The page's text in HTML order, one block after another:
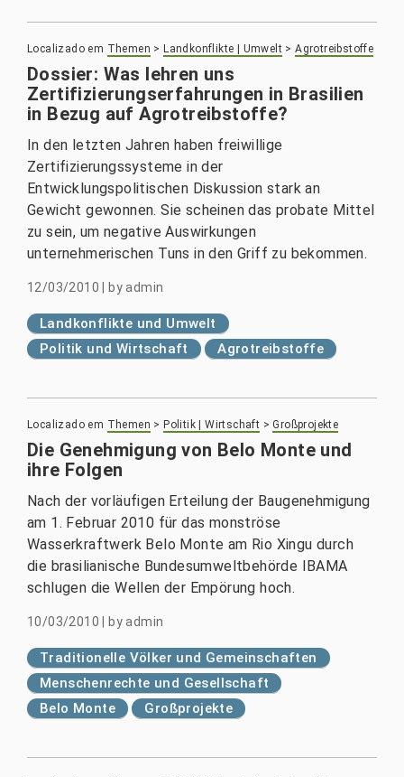
Localizado em Themen > Landkonflikte | Umwelt >Agrotreibstoffe
Dossier: Was lehren uns
Zertifizierungserfahrungen in Brasilien
in Bezug auf Agrotreibstoffe?
In den letzten Jahren haben freiwillige
Zertifizierungssysteme in der
Entwicklungspolitischen Diskussion stark an
Gewicht gewonnen. Sie scheinen das probate Mittel
zu sein, um negative Auswirkungen
unternehmerischen Tuns in den Griff zu bekommen.
12/03/2010 byadmin
Landkonflikte und Umwelt
Politik und Wirtschaft
Agrotreibstoffe
Localizado em Themen > Politik | Wirtschaft >Großprojekte
Die Genehmigung von Belo Monte und
ihre Folgen
Nach der vorläufigen Erteilung der Baugenehmigung
am 1. Februar 2010 für das monströse
Wasserkraftwerk Belo Monte am Rio Xingu durch
die brasilianische Bundesumweltbehörde IBAMA
schlugen die Wellen der Empörung hoch.
10/03/2010 byadmin
Traditionelle Völker und Gemeinschaften
Menschenrechte und Gesellschaft
Belo Monte
Großprojekte